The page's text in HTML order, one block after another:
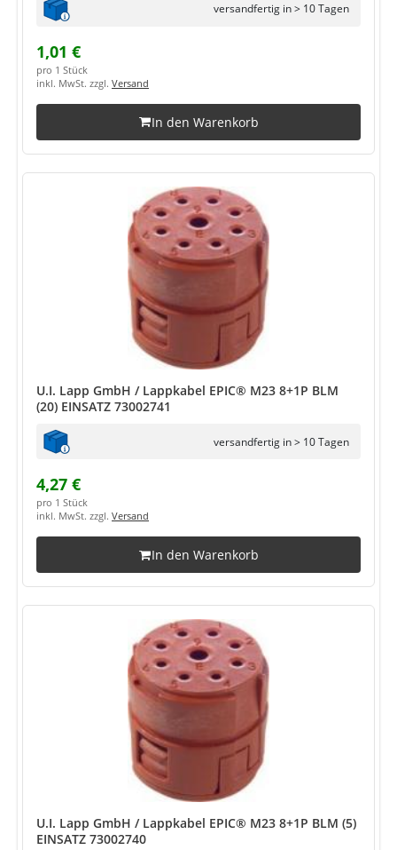
versandfertig in > 10 Tagen
1,01 €
pro 1 Stück
inkl. MwSt. zzgl. Versand
In den Warenkorb
U.I. Lapp GmbH / Lappkabel EPIC® M23 8+1P BLM
(20) EINSATZ 73002741
versandfertig in > 10 Tagen
4,27 €
pro 1 Stück
inkl. MwSt. zzgl. Versand
In den Warenkorb
U.I. Lapp GmbH / Lappkabel EPIC® M23 8+1P BLM (5)
EINSATZ 73002740